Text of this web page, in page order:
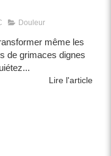
Douleur
même les
de grimaces dignes
Lire l'article